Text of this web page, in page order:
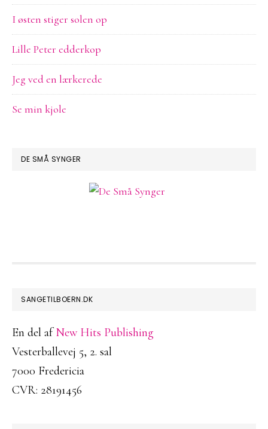
I østen stiger solen op
Lille Peter edderkop
Jeg ved en lærkerede
Se min kjole
DE SMÅ SYNGER
FOOTER
SANGETILBOERN.DK
En del afNew Hits Publishing
Vesterballevej 5, 2. sal
7000 Fredericia
CVR: 28191456